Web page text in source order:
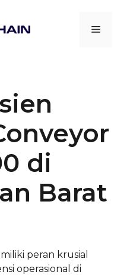
Menu
di
Barat
peran krusial
operasional di